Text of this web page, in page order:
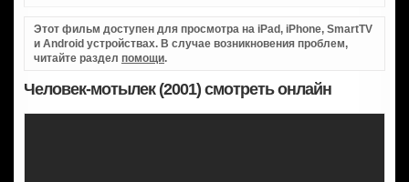
Этот фильм доступен для просмотра на iPad, iPhone, SmartTV
и Android устройствах. В случае возникновения проблем,
читайте раздел помощи.
Человек-мотылек (2001) смотреть онлайн